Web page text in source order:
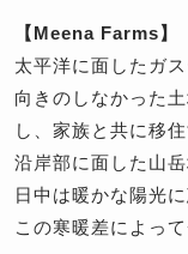
【Meena Farms】
太平洋に面したガ
向きのしなかった
し、家族と共に移
沿岸部に面した山
日中は暖かな陽光
この寒暖差によっ